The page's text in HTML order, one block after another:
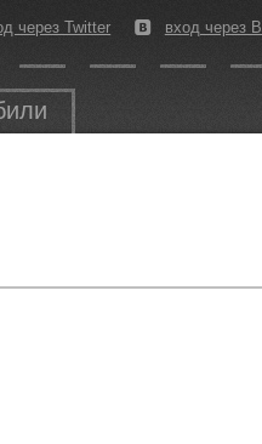
через Twitter вход через